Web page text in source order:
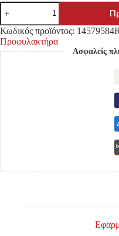
ΚΑΠΑΚΙ
ΠΡΟΒΟΛΕΑ
ΟΜΙΧΛΗΣ
(ΔΙΧΤΥ
ΠΡΟΦΥΛΑΚΤΗΡΑ)
MITSUBISHI
L200
'09-
'10/
L200
'10-
'15
ΜΟΝΗ
ΚΑΜΠΙΝΑ
ΜΕ
ΤΡΥΠΑ
ΠΡΟΒΟΛΕΑ
Κωδικός προϊόντος: 14579584R
Προφυλακτήρα
Ασφαλείς